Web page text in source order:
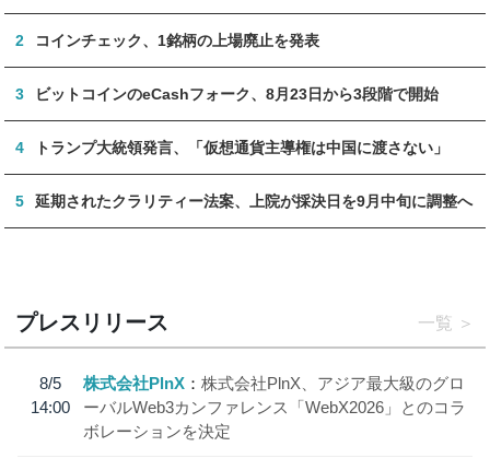
2 コインチェック、1銘柄の上場廃止を発表
3 ビットコインのeCashフォーク、8月23日から3段階で開始
4 トランプ大統領発言、「仮想通貨主導権は中国に渡さない」
5 延期されたクラリティー法案、上院が採決日を9月中旬に調整へ
プレスリリース 一覧
8/5
14:00
株式会社PlnX
株式会社PlnX、アジア最大級のグロ
ーバルWeb3カンファレンス「WebX2026」とのコラ
ボレーションを決定